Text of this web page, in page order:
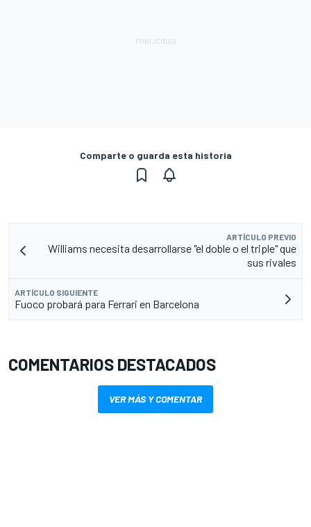
Comparte o guarda esta historia
ARTÍCULO PREVIO
Williams necesita desarrollarse "el doble o el triple" que
sus rivales
ARTÍCULO SIGUIENTE
Fuoco probará para Ferrari en Barcelona
COMENTARIOS DESTACADOS
VER MÁS Y COMENTAR